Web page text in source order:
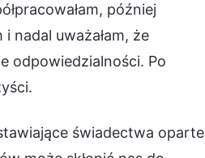
później
nadal uważałam, że
odpowiedzialności. Po
świadectwa oparte